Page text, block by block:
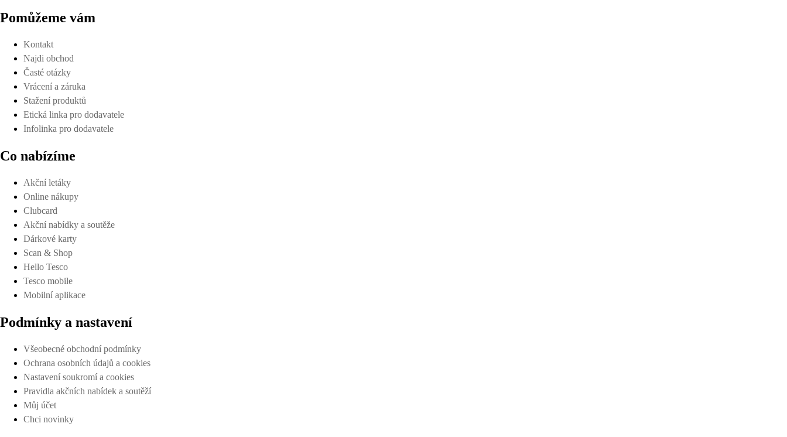
Pomůžeme vám
Kontakt
Najdi obchod
Časté otázky
Vrácení a záruka
Stažení produktů
Etická linka pro dodavatele
Infolinka pro dodavatele
Co nabízíme
Akční letáky
Online nákupy
Clubcard
Akční nabídky a soutěže
Dárkové karty
Scan & Shop
Hello Tesco
Tesco mobile
Mobilní aplikace
Podmínky a nastavení
Všeobecné obchodní podmínky
Ochrana osobních údajů a cookies
Nastavení soukromí a cookies
Pravidla akčních nabídek a soutěží
Můj účet
Chci novinky